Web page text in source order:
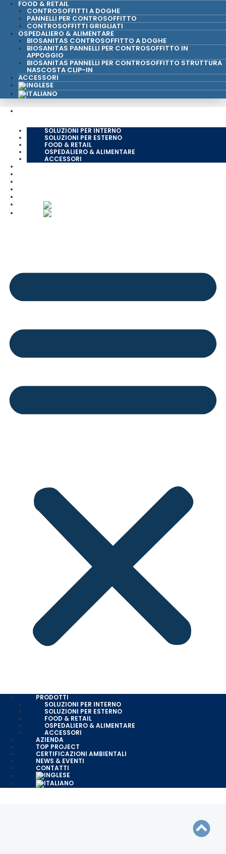
FOOD & RETAIL
CONTROSOFFITTI A DOGHE
PANNELLI PER CONTROSOFFITTO
CONTROSOFFITTI GRIGLIATI
OSPEDALIERO & ALIMENTARE
BIOSANITAS CONTROSOFFITTO A DOGHE
BIOSANITAS PANNELLI PER CONTROSOFFITTO IN
APPOGGIO
BIOSANITAS PANNELLI PER CONTROSOFFITTO STRUTTURA
NASCOSTA CLIP-IN
ACCESSORI
SOLUZIONI PER INTERNO
SOLUZIONI PER ESTERNO
FOOD & RETAIL
OSPEDALIERO & ALIMENTARE
ACCESSORI
PRODOTTI
SOLUZIONI PER INTERNO
SOLUZIONI PER ESTERNO
FOOD & RETAIL
OSPEDALIERO & ALIMENTARE
ACCESSORI
AZIENDA
TOP PROJECT
CERTIFICAZIONI AMBIENTALI
NEWS & EVENTI
CONTATTI